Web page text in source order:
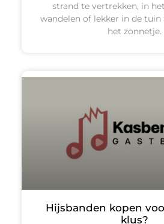
strand te vertrekken, in
wandelen of lekker in de tuin
het zonnetje.
Hijsbanden kopen
klus?